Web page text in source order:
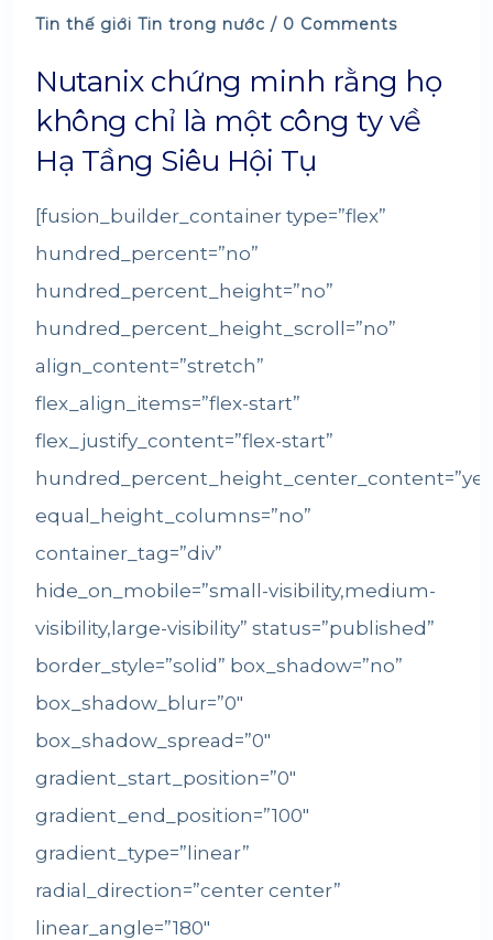
Tin thế giới Tin trong nước / 0 Comments
Nutanix chứng minh rằng họ
không chỉ là một công ty về
Hạ Tầng Siêu Hội Tụ
[fusion_builder_container type=”flex”
hundred_percent=”no”
hundred_percent_height=”no”
hundred_percent_height_scroll=”no”
align_content=”stretch”
flex_align_items=”flex-start”
flex_justify_content=”flex-start”
equal_height_columns=”no”
container_tag=”div”
hide_on_mobile=”small-visibility,medium-
visibility,large-visibility” status=”published”
border_style=”solid” box_shadow=”no”
box_shadow_blur=”0″
box_shadow_spread=”0″
gradient_start_position=”0″
gradient_end_position=”100″
gradient_type=”linear”
radial_direction=”center center”
linear_angle=”180″